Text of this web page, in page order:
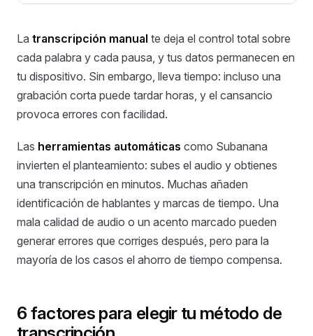
La transcripción manual te deja el control total sobre
cada palabra y cada pausa, y tus datos permanecen en
tu dispositivo. Sin embargo, lleva tiempo: incluso una
grabación corta puede tardar horas, y el cansancio
provoca errores con facilidad.
Las herramientas automáticas como Subanana
invierten el planteamiento: subes el audio y obtienes
una transcripción en minutos. Muchas añaden
identificación de hablantes y marcas de tiempo. Una
mala calidad de audio o un acento marcado pueden
generar errores que corriges después, pero para la
mayoría de los casos el ahorro de tiempo compensa.
6 factores para elegir tu método de